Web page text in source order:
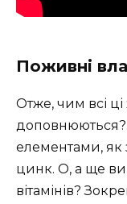
Поживні
Отже, чим всі
доповнюються?
елементами, як
цинк. О, а ще ви
вітамінів?